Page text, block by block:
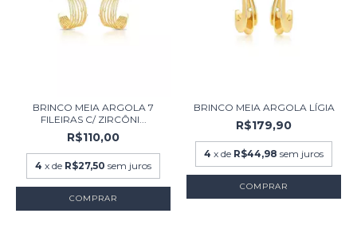
BRINCO MEIA ARGOLA 7
FILEIRAS C/ ZIRCÔNI...
R$110,00
4 x de R$27,50 sem juros
COMPRAR
BRINCO MEIA ARGOLA LÍGIA
R$179,90
4 x de R$44,98 sem juros
COMPRAR